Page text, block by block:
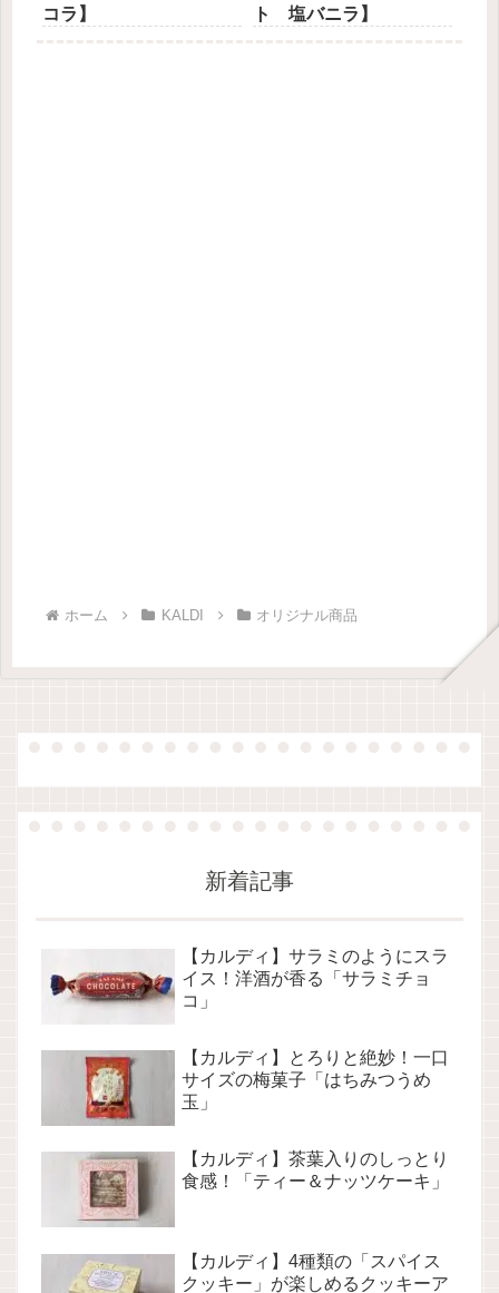
コラ】
ト 塩バニラ】
ホーム KALDI オリジナル商品
新着記事
【カルディ】サラミのようにスラ
イス！洋酒が香る「サラミチョ
コ」
【カルディ】とろりと絶妙！一口
サイズの梅菓子「はちみつうめ
玉」
【カルディ】茶葉入りのしっとり
食感！「ティー＆ナッツケーキ」
【カルディ】4種類の「スパイス
クッキー」が楽しめるクッキーア